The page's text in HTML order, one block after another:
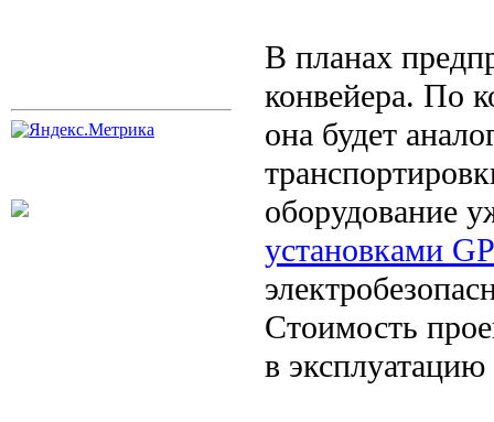
В планах
конвейера. По
она будет
оборудование
установками
Стоимость
в